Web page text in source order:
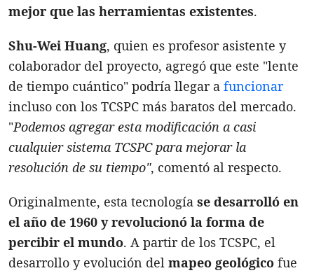
mejor que las herramientas existentes.
Shu-Wei Huang, quien es profesor asistente y
colaborador del proyecto, agregó que este "lente
de tiempo cuántico" podría llegar a funcionar
incluso con los TCSPC más baratos del mercado.
"Podemos agregar esta modificación a casi
cualquier sistema TCSPC para mejorar la
resolución de su tiempo", comentó al respecto.
Originalmente, esta tecnología se desarrolló en
el año de 1960 y revolucionó la forma de
percibir el mundo. A partir de los TCSPC, el
desarrollo y evolución del mapeo geológico fue